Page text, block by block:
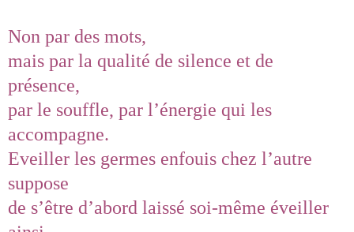
Non par des mots,
mais par la qualité de silence et de
présence,
par le souffle, par l’énergie qui les
accompagne.
Eveiller les germes enfouis chez l’autre
suppose
de s’être d’abord laissé soi-même éveiller